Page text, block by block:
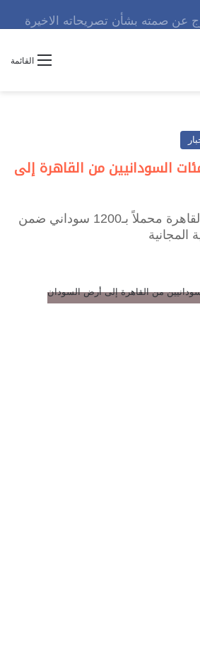
عن صمته بشأن تصريحاته الاخيرة
القائمة
السودانيين من القاهرة إلى
القطار السابع يغادر القاهرة محملاً بـ1200 سوداني ضمن
المجانية